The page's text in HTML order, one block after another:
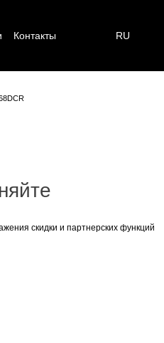
Контакты RU
скидки и партнерских функций